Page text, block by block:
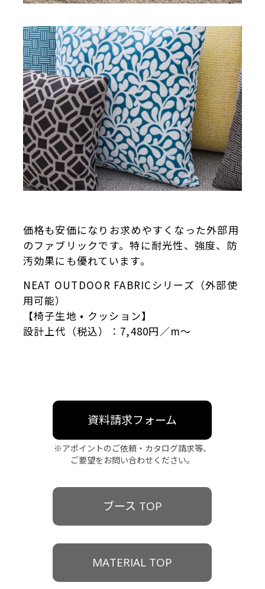
価格も安価になりお求めやすくなった外部用
のファブリックです。特に耐光性、強度、防
汚効果にも優れています。
NEAT OUTDOOR FABRICシリーズ（外部使
用可能）
【椅子生地 • クッション】
設計上代（税込）：7,480円／m〜
資料請求フォーム
※アポイントのご依頼・カタログ請求等、
ご要望をお問い合わせください。
ブース TOP
MATERIAL TOP